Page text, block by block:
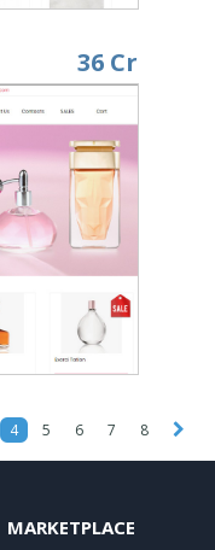
36 Cr
4 5 6 7 8
MARKETPLACE